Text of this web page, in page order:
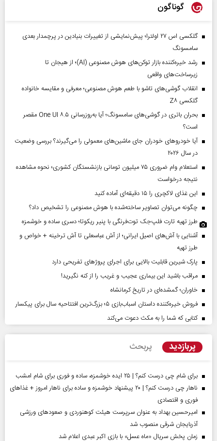
گوناگون
گلکسی اس ۲۷ اولترا؛ پیش‌نمایشی از تغییرات بنیادین در پرچمدار بعدی
سامسونگ
رشد خیره‌کننده بازار توکن‌های هوش مصنوعی (AI)؛ از هیجان تا
زیرساخت‌های واقعی
انقلاب گوشی‌های تاشو‌ با طعم هوش مصنوعی؛ معرفی و مقایسه خانواده
گلکسی Z۸
بحران باتری در گوشی‌های سامسونگ؛ آیا به‌روزرسانی One UI ۸.۵ مقصر
است؟
آیا خودروهای خودران جای ماشین‌های معمولی را می‌گیرند؟ بررسی وضعیت
در سال ۲۰۲۶
استعلام وام ضروری ۷۵ میلیون تومانی بازنشستگان کشوری؛ نحوه مشاهده
نتیجه درخواست
این غذای لاکچری را ۱۵ دقیقه‌ای آماده کنید
چگونه می‌توان تصاویر ساخته‌شده با هوش مصنوعی را تشخیص داد؟
طرز تهیه تارت فلپ‌جک توت‌فرنگی با پنیر ریکوتا؛ دسری ساده و خوشمزه
آشنایی با آش‌های اصیل ایرانی؛ از آش عباسعلی تا آش ترخینه + خواص و
طرز تهیه
پارک شیرین قابلیت‌ بالایی برای اجرای پروژهای تفریحی دارد
مراقب باشید این بیماری عجیب و غریب را از کنه نگیرید!
خاوران؛ گمشده‌ای در تاریخ کرمانشاه
فروش خیره‌کننده داستان اسباب‌بازی ۵؛ بزرگ‌ترین افتتاحیه سال برای پیکسار
کتابی که شما را به مکث دعوت می‌کند
پربازدید پربحث
برای شام چی درست کنم؟ | ۲۵ ایده خوشمزه، ساده و فوری برای شام امشب
ناهار چی درست کنم؟ | ۲۰ پیشنهاد خوشمزه و ساده برای ناهار امروز + غذاهای
فوری و اقتصادی
امیرحسین بهداد به عنوان سرپرست هیئت کوهنوردی و صعودهای ورزشی
آذربایجان شرقی منصوب شد
زمان پخش سریال «ماه عسل» با بازی اکبر عبدی اعلام شد